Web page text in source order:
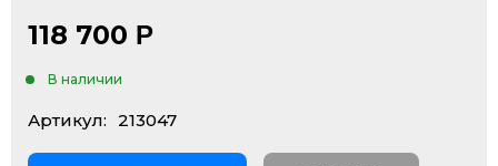
118 700 Р
В наличии
Артикул: 213047